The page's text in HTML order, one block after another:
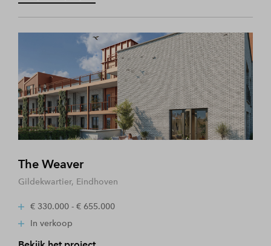
The Weaver
Gildekwartier, Eindhoven
€ 330.000 - € 655.000
In verkoop